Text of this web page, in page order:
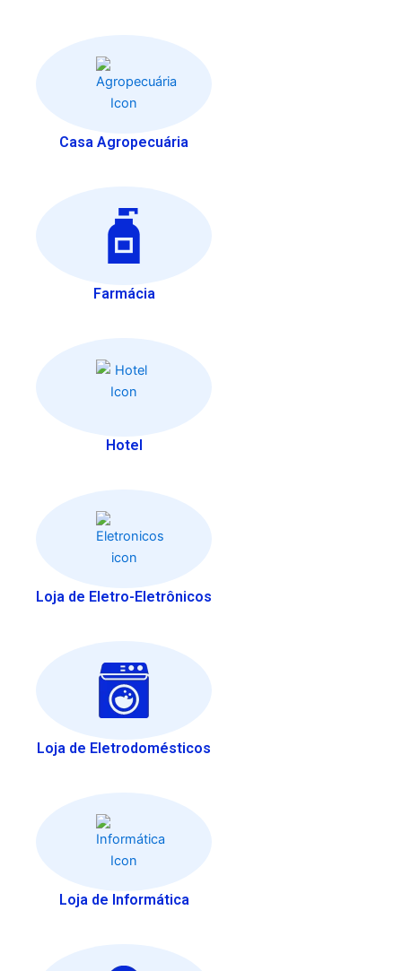
Casa Agropecuária
Farmácia
Hotel
Loja de Eletro-Eletrônicos
Loja de Eletrodomésticos
Loja de Informática